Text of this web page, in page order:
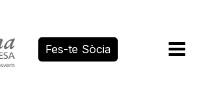
Fes-te Sòcia